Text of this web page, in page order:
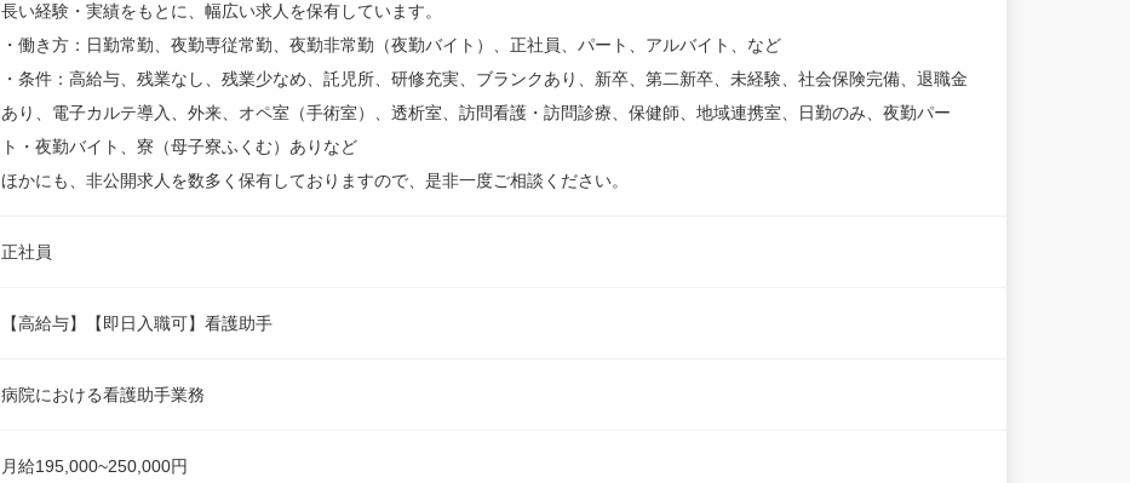
長い経験・実績をもとに、幅広い求人を保有しています。
・働き方：日勤常勤、夜勤専従常勤、夜勤非常勤（夜勤バイト）、正社員、パート、アルバイト、など
・条件：高給与、残業なし、残業少なめ、託児所、研修充実、ブランクあり、新卒、第二新卒、未経験、社会保険完備、退職金
あり、電子カルテ導入、外来、オペ室（手術室）、透析室、訪問看護・訪問診療、保健師、地域連携室、日勤のみ、夜勤パー
ト・夜勤バイト、寮（母子寮ふくむ）ありなど
ほかにも、非公開求人を数多く保有しておりますので、是非一度ご相談ください。
正社員
【高給与】【即日入職可】看護助手
病院における看護助手業務
月給195,000~250,000円